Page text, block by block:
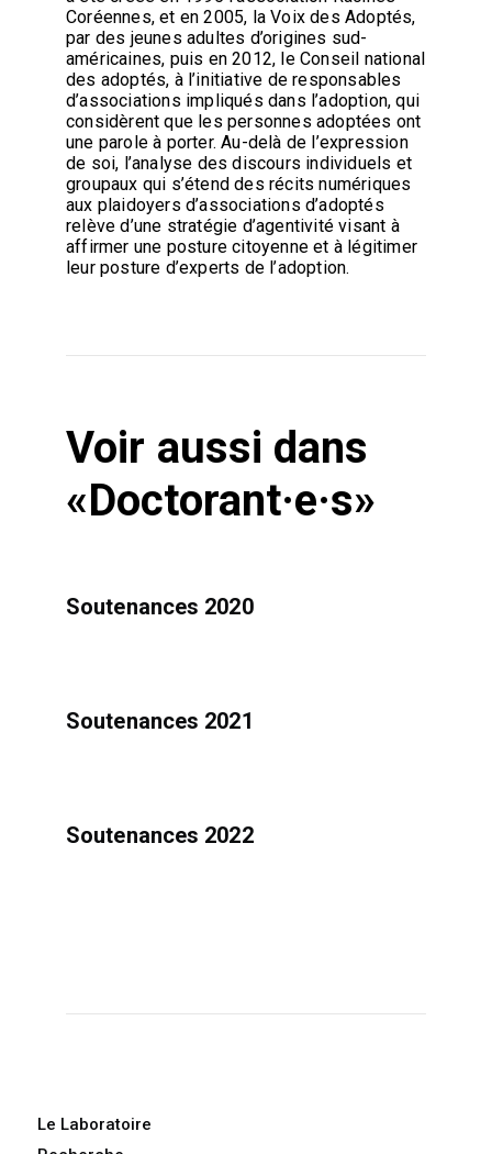
Coréennes, et en 2005, la Voix des Adoptés,
par des jeunes adultes d’origines sud-
américaines, puis en 2012, le Conseil national
des adoptés, à l’initiative de responsables
d’associations impliqués dans l’adoption, qui
considèrent que les personnes adoptées ont
une parole à porter. Au-delà de l’expression
de soi, l’analyse des discours individuels et
groupaux qui s’étend des récits numériques
aux plaidoyers d’associations d’adoptés
relève d’une stratégie d’agentivité visant à
affirmer une posture citoyenne et à légitimer
leur posture d’experts de l’adoption.
Voir aussi dans
«Doctorant·e·s»
Soutenances 2020
Soutenances 2021
Soutenances 2022
Le Laboratoire